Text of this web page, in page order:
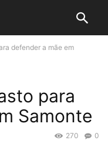
defender a mãe em
para
Samonte
0
270